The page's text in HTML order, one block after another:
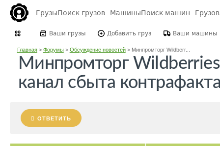
ГрузыПоиск грузов МашиныПоиск машин
Ваши грузы Добавить груз Ваши машины
Главная> Форумы> Обсуждение новостей> Минпромторг Wildberr...
Минпромторг
канал сбыта
ОТВЕТИТЬ